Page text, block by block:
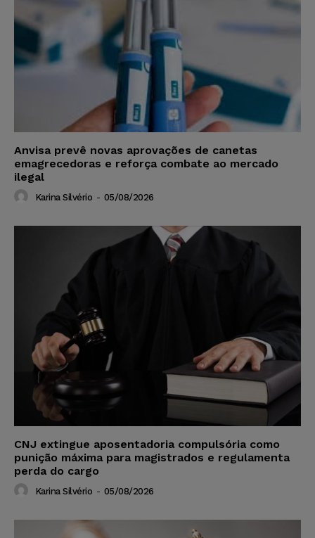
Anvisa prevê novas aprovações de canetas
emagrecedoras e reforça combate ao mercado
ilegal
Karina Silvério - 05/08/2026
CNJ extingue aposentadoria compulsória como
punição máxima para magistrados e regulamenta
perda do cargo
Karina Silvério - 05/08/2026